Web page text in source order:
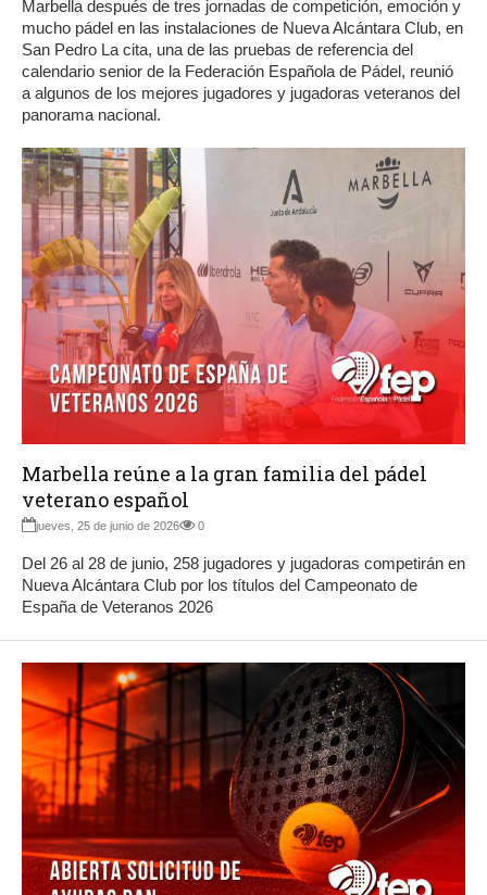
Marbella después de tres jornadas de competición, emoción y
mucho pádel en las instalaciones de Nueva Alcántara Club, en
San Pedro La cita, una de las pruebas de referencia del
calendario senior de la Federación Española de Pádel, reunió
a algunos de los mejores jugadores y jugadoras veteranos del
panorama nacional.
Marbella reúne a la gran familia del pádel
veterano español
jueves, 25 de junio de 2026 0
Del 26 al 28 de junio, 258 jugadores y jugadoras competirán en
Nueva Alcántara Club por los títulos del Campeonato de
España de Veteranos 2026